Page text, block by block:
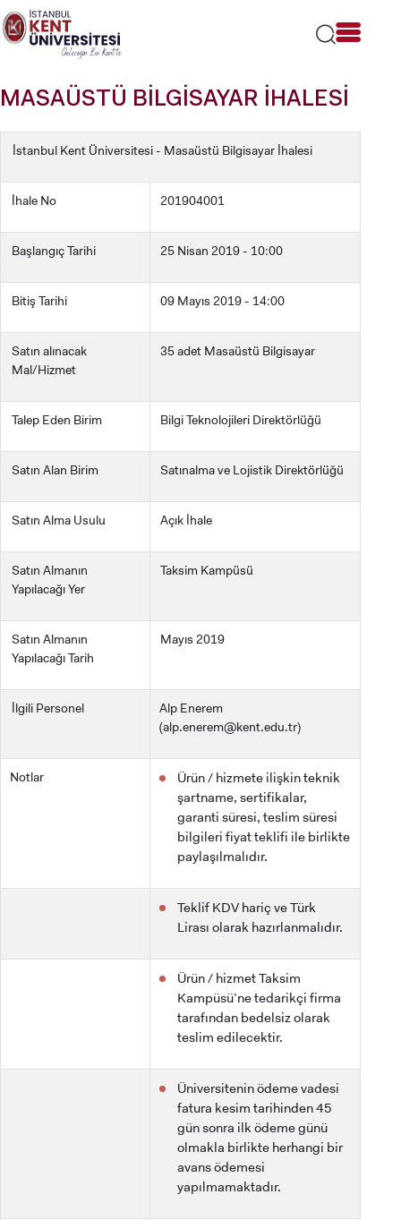
Lütfen
dikkat:
Bu
bir
sistemi
içerir.
ADAY ÖĞRENCİ
MASAÜSTÜ BİLGİSAYAR İHALESİ
İstanbul Kent Üniversitesi - Masaüstü Bilgisayar İhalesi
İhale No 201904001
Başlangıç Tarihi 25 Nisan 2019 - 10:00
Bitiş Tarihi 09 Mayıs 2019 - 14:00
Satın alınacak
Mal/Hizmet
35 adet Masaüstü Bilgisayar
Talep Eden Birim Bilgi Teknolojileri Direktörlüğü
Satın Alan Birim Satınalma ve Lojistik Direktörlüğü
Satın Alma Usulu Açık İhale
Satın Almanın
Yapılacağı Yer
Taksim Kampüsü
Satın Almanın
Yapılacağı Tarih
Mayıs 2019
İlgili Personel
Alp Enerem
(alp.enerem@kent.edu.tr)
Notlar
Ürün / hizmete ilişkin teknik
şartname, sertifikalar,
garanti süresi, teslim süresi
bilgileri fiyat teklifi ile birlikte
paylaşılmalıdır.
Teklif KDV hariç ve Türk
Lirası olarak hazırlanmalıdır.
Ürün / hizmet Taksim
Kampüsü’ne tedarikçi firma
tarafından bedelsiz olarak
teslim edilecektir.
Üniversitenin ödeme vadesi
fatura kesim tarihinden 45
gün sonra ilk ödeme günü
olmakla birlikte herhangi bir
avans ödemesi
yapılmamaktadır.